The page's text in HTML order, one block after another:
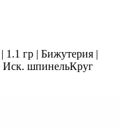
| 1.1 гр | Бижутерия |
Иск. шпинельКруг